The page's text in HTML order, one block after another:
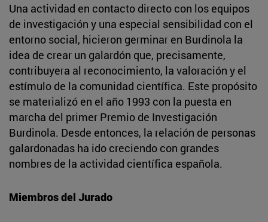
Una actividad en contacto directo con los equipos
de investigación y una especial sensibilidad con el
entorno social, hicieron germinar en Burdinola la
idea de crear un galardón que, precisamente,
contribuyera al reconocimiento, la valoración y el
estímulo de la comunidad científica. Este propósito
se materializó en el año 1993 con la puesta en
marcha del primer Premio de Investigación
Burdinola. Desde entonces, la relación de personas
galardonadas ha ido creciendo con grandes
nombres de la actividad científica española.
Miembros del Jurado